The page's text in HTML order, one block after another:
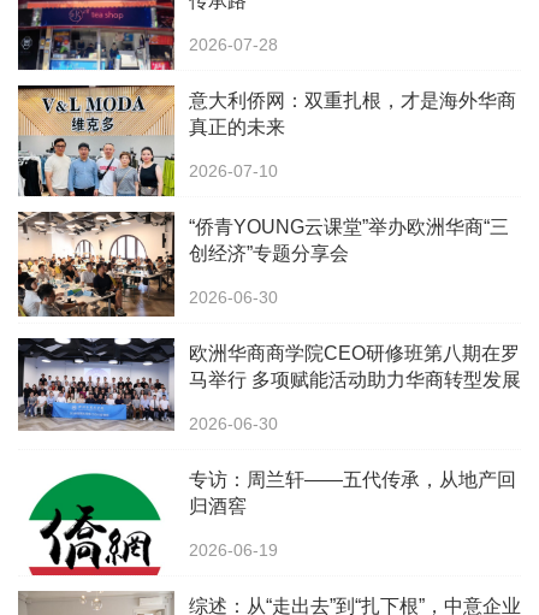
2026-07-28
意大利侨网：双重扎根，才是海外华商
真正的未来
2026-07-10
“侨青YOUNG云课堂”举办欧洲华商“三
创经济”专题分享会
2026-06-30
欧洲华商商学院CEO研修班第八期在罗
马举行 多项赋能活动助力华商转型发展
2026-06-30
专访：周兰轩——五代传承，从地产回
归酒窖
2026-06-19
综述：从“走出去”到“扎下根”，中意企业